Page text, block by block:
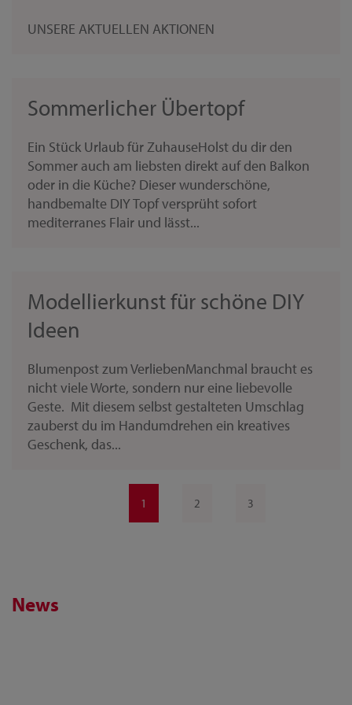
UNSERE AKTUELLEN AKTIONEN
Sommerlicher Übertopf
Ein Stück Urlaub für ZuhauseHolst du dir den
Sommer auch am liebsten direkt auf den Balkon
oder in die Küche? Dieser wunderschöne,
handbemalte DIY Topf versprüht sofort
mediterranes Flair und lässt...
Modellierkunst für schöne DIY
Ideen
Blumenpost zum VerliebenManchmal braucht es
nicht viele Worte, sondern nur eine liebevolle
Geste. Mit diesem selbst gestalteten Umschlag
zauberst du im Handumdrehen ein kreatives
Geschenk, das...
1 2 3
News